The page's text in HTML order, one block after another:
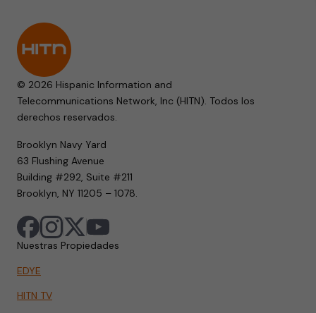
© 2026 Hispanic Information and
Telecommunications Network, Inc (HITN). Todos los
derechos reservados.
Brooklyn Navy Yard
63 Flushing Avenue
Building #292, Suite #211
Brooklyn, NY 11205 – 1078.
Nuestras Propiedades
EDYE
HITN TV